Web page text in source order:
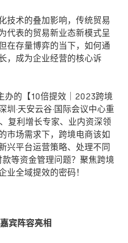
技术的叠加影响，传统贸易
代表的贸易新业态新模式呈
在存量博弈的当下，如何通
，成为企业经营的核心诉
办的【 10倍提效｜ 2023跨境
圳 ·天安云谷· 国际会议中心重
复利增长专家、业内资深领
市场需求下，跨境电商该如
兴平台运营策略、处理不同
等资金管理问题？聚焦跨境
业全域提效的密码！
宾阵容亮相